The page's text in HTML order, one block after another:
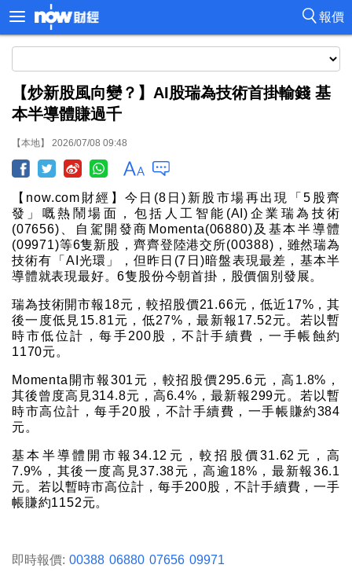
報價
【炒新股風向變？】AI股瑞為技術首掛輸錢 基
本半導體賺過千
【本地】 2026/07/08 09:48
【now.com財經】今日(8日)新股市場再出現「5股齊
發」嘅熱鬧場面，包括人工智能(AI)企業瑞為技術
(07656)、自駕開發商Momenta(06880)及基本半導體
(09971)等6隻新股，齊齊登陸港交所(00388)，雖然瑞為
技術有「AI光環」，但昨日(7日)暗盤表現最差，基本半
導體就表現最好。6隻股份今朝首掛，股價個別發展。
瑞為技術開市報18元，較招股價21.66元，低近17%，其
後一度低見15.81元，低27%，最新報17.52元。若以暫
時市低位計，每手200股，不計手續費，一手帳蝕約
1170元。
Momenta開市報301元，較招股價295.6元，高1.8%，
其後曾度高見314.8元，高6.4%，最新報299元。若以暫
時市高位計，每手20股，不計手續費，一手帳賺約384
元。
基本半導體開市報34.12元，較招股價31.62元，高
7.9%，其後一度高見37.38元，高逾18%，最新報36.1
元。若以暫時市高位計，每手200股，不計手續費，一手
帳賺約1152元。
即時報價: 00388 06880 07656 09971